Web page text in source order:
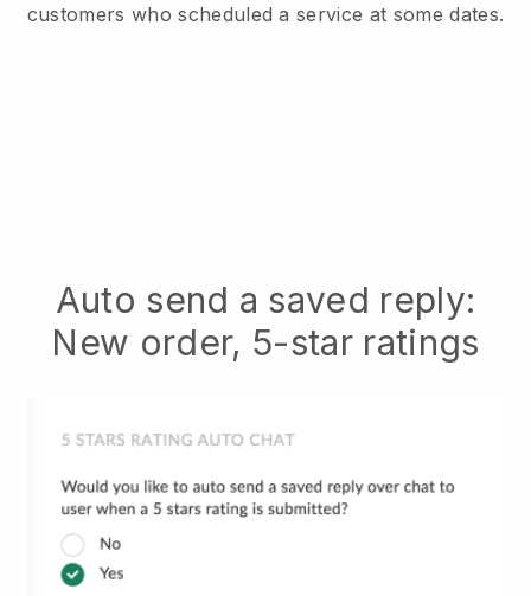
customers who scheduled a service at some dates.
Auto send a saved reply:
New order, 5-star ratings